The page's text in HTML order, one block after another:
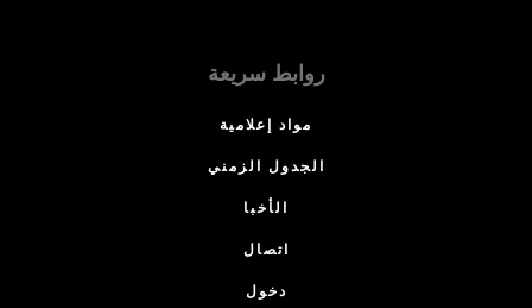
روابط سريعة
مواد إعلامية
الجدول الزمني
الأخبا
اتصال
دخول